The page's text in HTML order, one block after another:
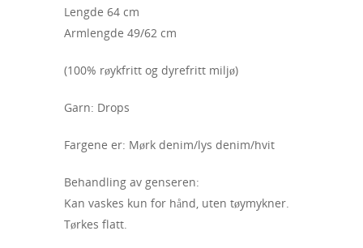
Lengde 64 cm
Armlengde 49/62 cm
(100% røykfritt og dyrefritt miljø)
Garn: Drops
Fargene er: Mørk denim/lys denim/hvit
Behandling av genseren:
Kan vaskes kun for hånd, uten tøymykner.
Tørkes flatt.